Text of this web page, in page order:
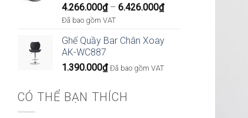
4.266.000₫ – 6.426.000₫Khoảng
4.266.000₫
6.426.000₫
Đã bao gồm VAT
Ghế Quầy Bar Chân Xoay
AK-WC887
1.390.000₫ Đã bao gồm VAT
CÓ THỂ BẠN THÍCH